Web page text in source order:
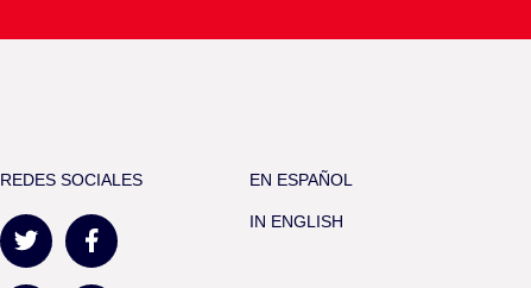
REDES SOCIALES EN ESPAÑOL
IN ENGLISH